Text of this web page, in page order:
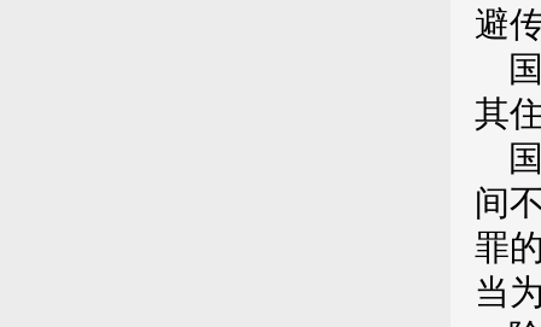
避
其
间
罪
当